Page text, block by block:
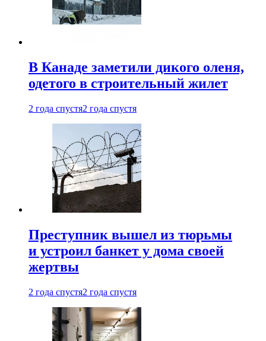
В Канаде заметили дикого оленя,
одетого в строительный жилет
2 года спустя2 года спустя
Преступник вышел из тюрьмы
и устроил банкет у дома своей
жертвы
2 года спустя2 года спустя